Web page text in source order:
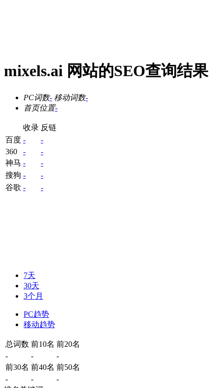
mixels.ai 网站的SEO查询结果
PC词数- 移动词数-
首页位置-
收录 反链
百度 -
-
360
-
-
神马 -
-
搜狗 -
-
谷歌 - -
7天
30天
3个月
PC趋势
移动趋势
总词数 前10名 前20名
-
-
-
前30名 前40名 前50名
-
-
-